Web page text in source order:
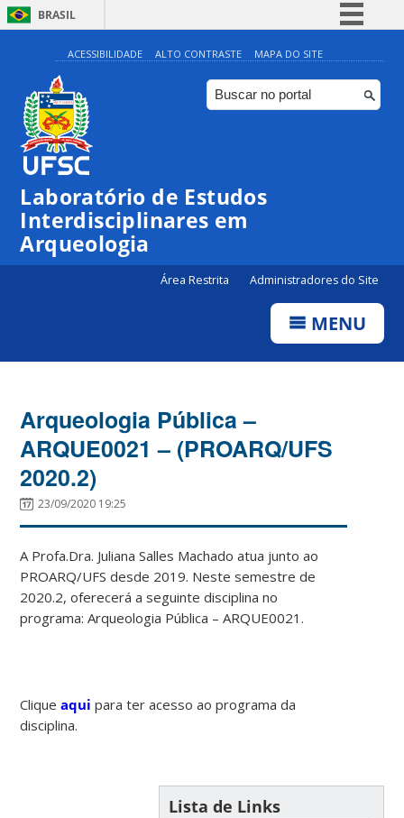
BRASIL
Simplifique!
Comunica BR
Participe
ACESSIBILIDADE ALTO CONTRASTE MAPA DO SITE
Laboratório de Estudos
Interdisciplinares em
Arqueologia
Área Restrita Administradores do Site
MENU
Arqueologia Pública –
ARQUE0021 – (PROARQ/UFS
2020.2)
23/09/2020 19:25
A Profa.Dra. Juliana Salles Machado atua junto ao
PROARQ/UFS desde 2019. Neste semestre de
2020.2, oferecerá a seguinte disciplina no
programa: Arqueologia Pública – ARQUE0021.
Cliqueaquipara ter acesso ao programa da
disciplina.
Lista de Links